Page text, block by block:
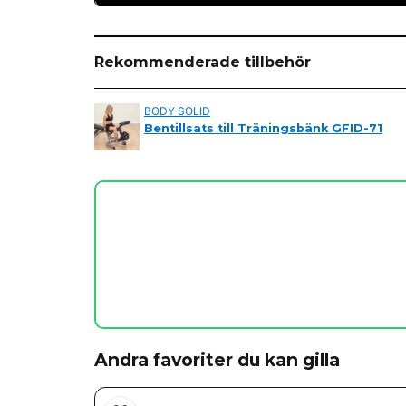
Fråga oss något om denna produkten...
name
Namn
Rekommenderade tillbehör
BODY SOLID
Bentillsats till Träningsbänk GFID-71
Andra favoriter du kan gilla